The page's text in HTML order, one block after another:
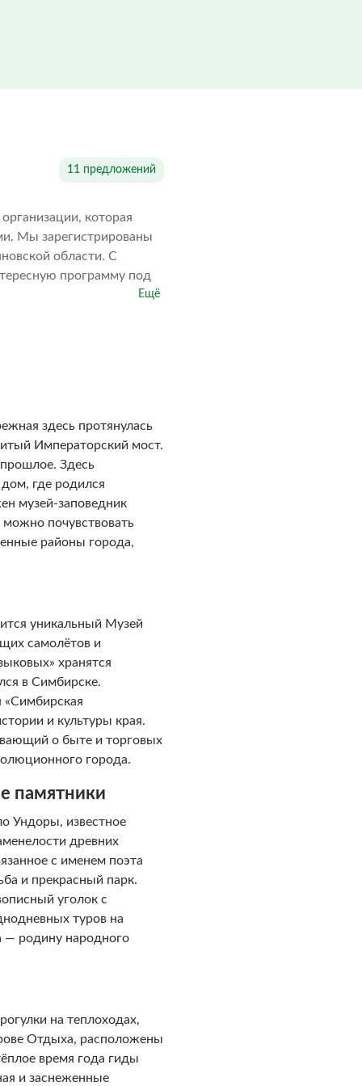
11 предложений
которая
Мы зарегистрированы
области. С
программу под
Ещё
здесь протянулась
Императорский мост.
Здесь
где родился
музей-заповедник
почувствовать
районы города,
уникальный Музей
самолётов и
хранятся
в Симбирске.
«Симбирская
и культуры края.
о быте и торговых
города.
памятники
Ундоры, известное
древних
с именем поэта
и прекрасный парк.
уголок с
туров на
— родину народного
на теплоходах,
Отдыха, расположены
время года гиды
и заснеженные